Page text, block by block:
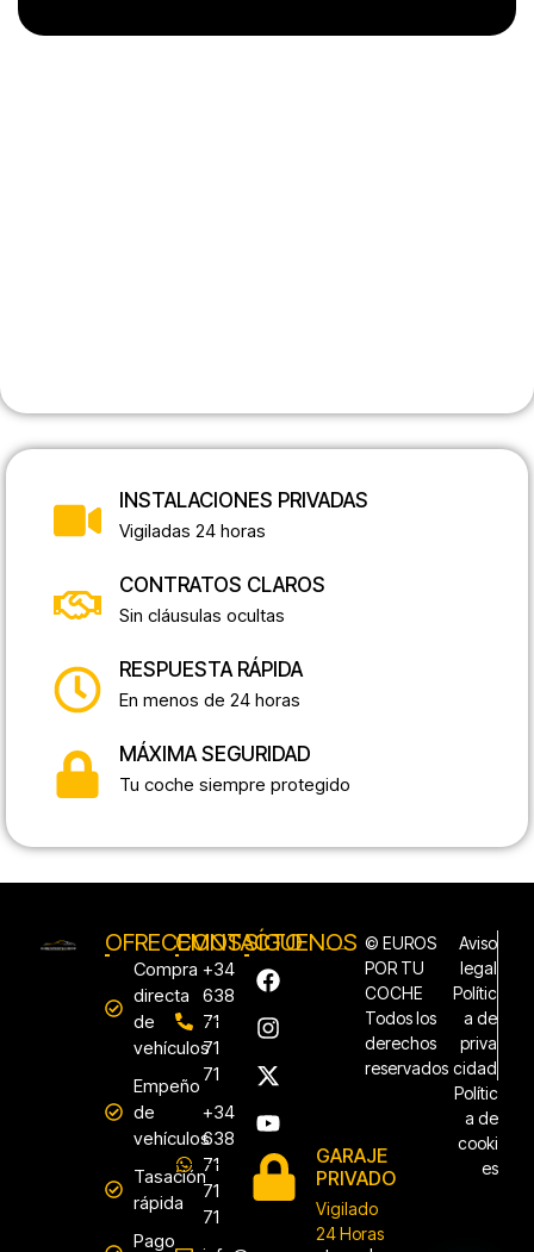
INSTALACIONES PRIVADAS
Vigiladas 24 horas
CONTRATOS CLAROS
Sin cláusulas ocultas
RESPUESTA RÁPIDA
En menos de 24 horas
MÁXIMA SEGURIDAD
Tu coche siempre protegido
OFRECEMOS
Compra
directa
de
vehículos
Empeño
de
vehículos
Tasación
rápida
Pago
CONTACTO
+34
638
71
71
71
+34
638
71
71
71
SÍGUENOS
GARAJE
PRIVADO
Vigilado
24 Horas
© EUROS
POR TU
COCHE
Todos los
derechos
reservados
Aviso
legal
Polític
a de
priva
cidad
Polític
a de
cooki
es